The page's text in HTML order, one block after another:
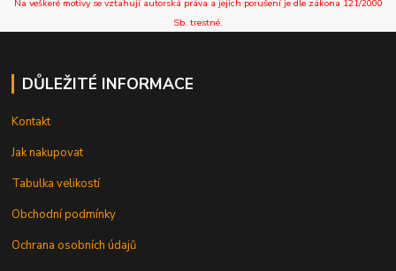
Na veškeré motivy se vztahují autorská práva a jejich porušení je dle zákona 121/2000
Sb. trestné.
DŮLEŽITÉ INFORMACE
Kontakt
Jak nakupovat
Tabulka velikostí
Obchodní podmínky
Ochrana osobních údajů